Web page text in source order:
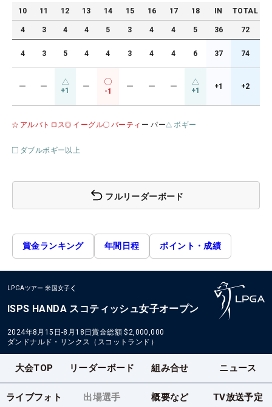
10 11 12 13 14 15 16 17 18 IN TOTAL
4 3 4 4 5 3 4 4 5 36 72
4 3 5 4 4 3 4 4 6 37 74
ー ー +1 ー
-1
ー ー ー +1 +1 +2
アルバトロス イーグル バーティ ー パー ボギー
ダブルボギー以上
フルリーダーボード
賞金ランキング 年間日程 ポイント・成績
LPGAツアー 米国女子
ISPS HANDA スコティッシュ女子オープン
2024年8月15日-8月18日賞金総額 $2,000,000
ダンドナルド・リンクス（スコットランド）
大会TOP リーダーボード 組み合せ ニュース
ライブフォト 出場選手 概要など TV放送予定